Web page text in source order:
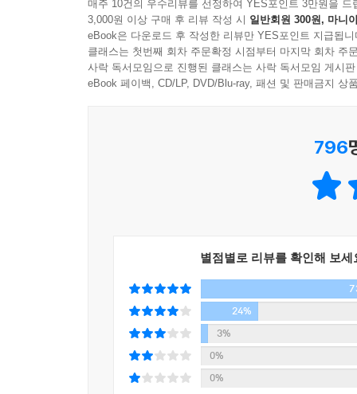
총 5장으로 구성된 『나미야 잡화점의 기적』은
이는 각각의 이야기와 등장인물을 하나의 연결 고
×× 시 외곽에 자리한 나미야 잡화점은 30여 년간
아동복지시설에서 함께 자란 친구 사이로 몇
생각했다가 하늘에서 툭 떨어진 듯한 이상한 편
각 장마다 고민 상담 편지를 보낸 이들의 애틋한
놀라운 기적이 일어나기 시작한다.
히가시노 게이고, 청년 백수의 언어로 기적과 감동
뚜렷한 계획 없이 하루하루를 살아가던 세 명의
현재를 살아가는 우리에게 시사하는 바가 매우 크
이야기의 중심축인 아쓰야, 고헤이, 쇼타는 당장
불우한 어린 시절을 보낸 것으로 모자라 어른
매주 10건의 우수리뷰를 선정하여 YES포인트 3만원을 드
3,000원 이상 구매 후 리뷰 작성 시 일반회원 300원, 마니
eBook은 다운로드 후 작성한 리뷰만 YES포인트 지급됩니
클래스는 첫번째 회차 주문확정 시점부터 마지막 회차 주
사락 독서모임으로 진행된 클래스는 사락 독서모임 게시
eBook 페이백, CD/LP, DVD/Blu-ray, 패션 및 판매금지 상
796
별점별로 리뷰를 확인해 보세
24%
3%
0%
0%